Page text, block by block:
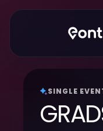
SINGLE